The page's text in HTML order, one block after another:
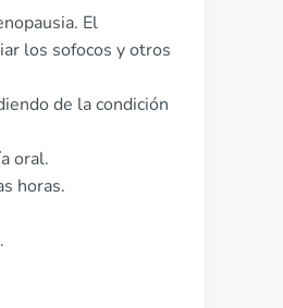
El
los sofocos y otros
de la condición
oral.
horas.